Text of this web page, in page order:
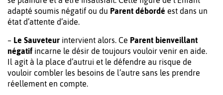
adapté soumis négatif ou du Parent débordé est dans un
état d’attente d’aide.
– Le Sauveteur intervient alors. Ce Parent bienveillant
négatif incarne le désir de toujours vouloir venir en aide.
Il agit à la place d’autrui et le défendre au risque de
vouloir combler les besoins de l’autre sans les prendre
réellement en compte.